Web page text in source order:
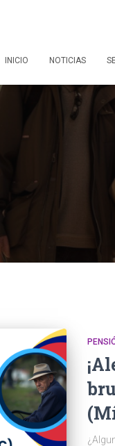
INICIO NOTICIAS